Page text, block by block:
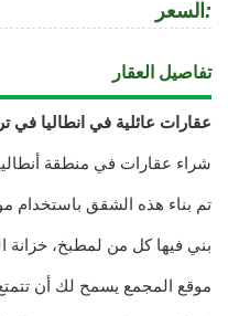
السعر :
تفاصيل العقار
عقارات عائلية في انطاليا في
شراء عقارات في منطقة أنطاليا
تم بناء هذه الشقق باستخدام
بني فيها كل من لمطبخ، خزانة
موقع المجمع يسمح لك أن